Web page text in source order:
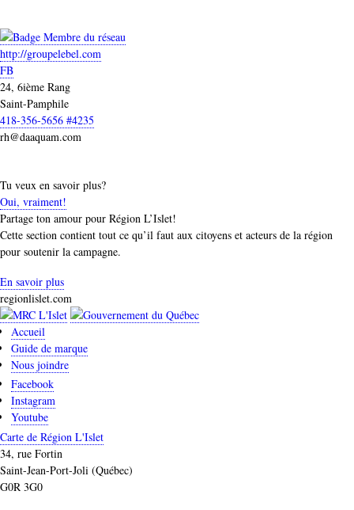
http://groupelebel.com
FB
24, 6ième Rang
Saint-Pamphile
418-356-5656 #4235
rh@daaquam.com
Tu veux en savoir plus?
Oui, vraiment!
Partage ton amour pour Région L’Islet!
Cette section contient tout ce qu’il faut aux citoyens et acteurs de la région
pour soutenir la campagne.
En savoir plus
regionlislet.com
Accueil
Guide de marque
Nous joindre
Facebook
Instagram
Youtube
Carte de Région L'Islet
34, rue Fortin
Saint-Jean-Port-Joli (Québec)
G0R 3G0